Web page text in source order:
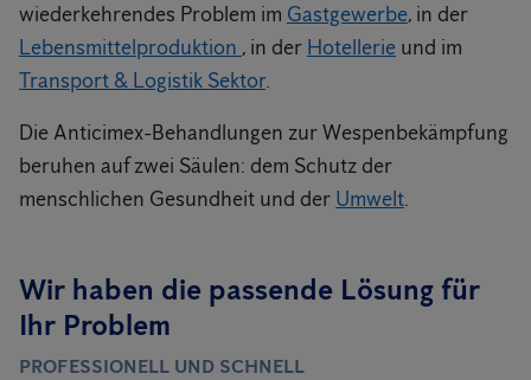
wiederkehrendes Problem im Gastgewerbe, in der
Lebensmittelproduktion , in der Hotellerie und im
Transport & Logistik Sektor.
Die Anticimex-Behandlungen zur Wespenbekämpfung
beruhen auf zwei Säulen: dem Schutz der
menschlichen Gesundheit und der Umwelt.
Wir haben die passende Lösung für
Ihr Problem
PROFESSIONELL UND SCHNELL